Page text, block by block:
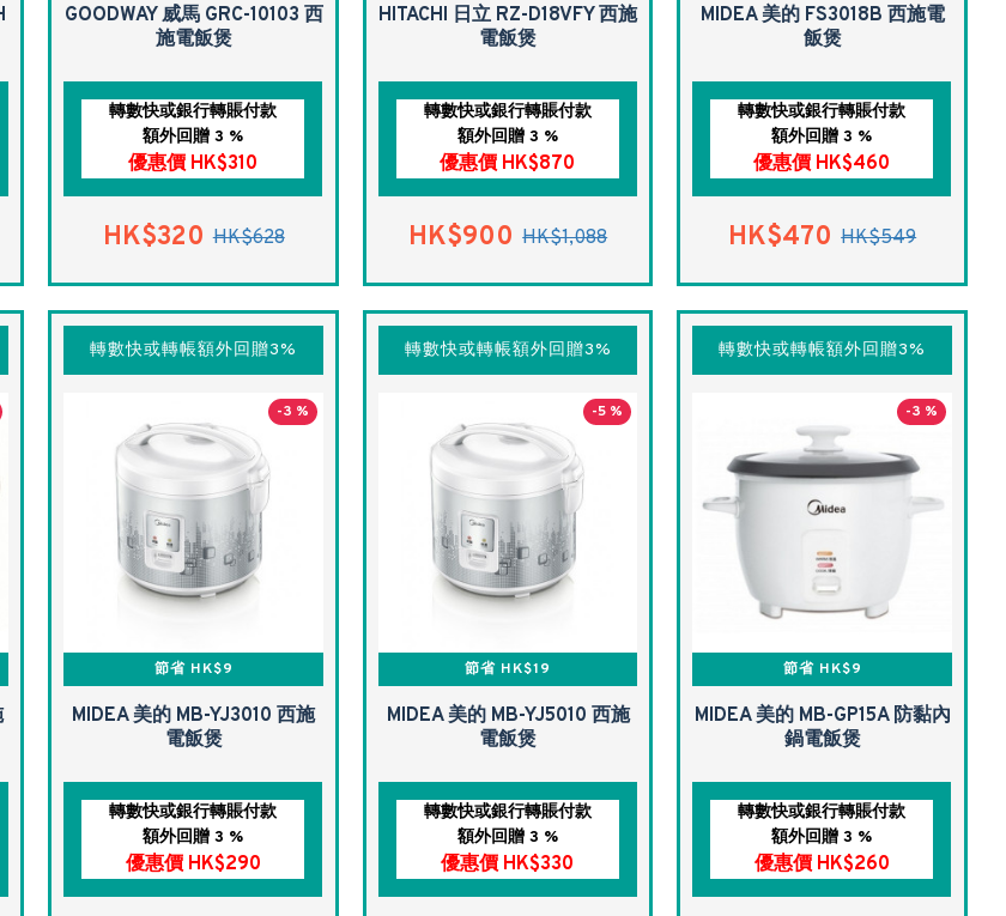
GOODWAY 威馬 GRC-10103 西
施電飯煲
轉數快或銀行轉賬付款
額外回贈 3 %
優惠價 HK$310
HK$320 HK$628
HITACHI 日立 RZ-D18VFY 西施
電飯煲
轉數快或銀行轉賬付款
額外回贈 3 %
優惠價 HK$870
HK$900 HK$1,088
MIDEA 美的 FS3018B 西施電
飯煲
轉數快或銀行轉賬付款
額外回贈 3 %
優惠價 HK$460
HK$470 HK$549
轉數快或轉帳額外回贈3%
-3 %
節省 HK$9
MIDEA 美的 MB-YJ3010 西施
電飯煲
轉數快或銀行轉賬付款
額外回贈 3 %
優惠價 HK$290
轉數快或轉帳額外回贈3%
-5 %
節省 HK$19
MIDEA 美的 MB-YJ5010 西施
電飯煲
轉數快或銀行轉賬付款
額外回贈 3 %
優惠價 HK$330
轉數快或轉帳額外回贈3%
-3 %
節省 HK$9
MIDEA 美的 MB-GP15A 防黏內
鍋電飯煲
轉數快或銀行轉賬付款
額外回贈 3 %
優惠價 HK$260